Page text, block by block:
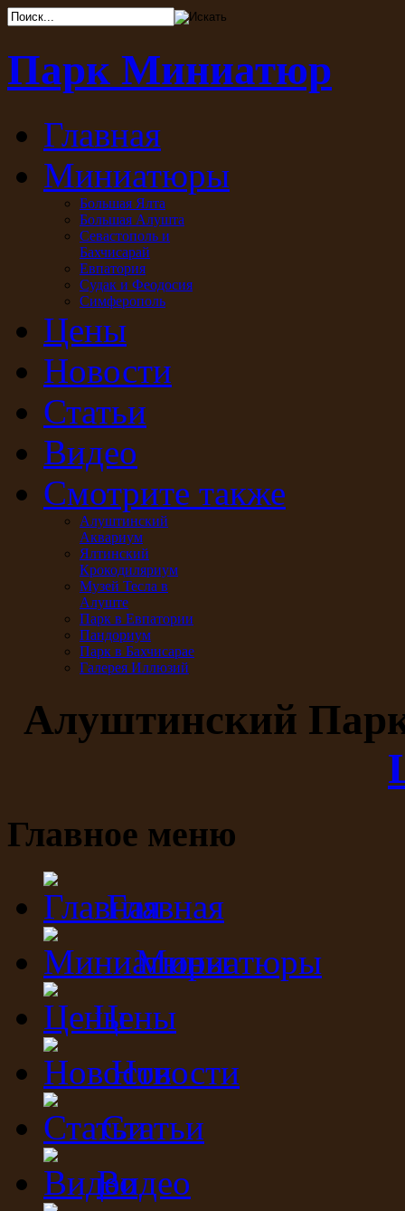
Парк Миниатюр
Главная
Миниатюры
Большая Ялта
Большая Алушта
Севастополь и
Бахчисарай
Евпатория
Судак и Феодосия
Симферополь
Цены
Новости
Статьи
Видео
Смотрите также
Алуштинский
Аквариум
Ялтинский
Крокодиляриум
Музей Тесла в
Алуште
Парк в Евпатории
Пандориум
Парк в Бахчисарае
Галерея Иллюзий
Алуштинский
Главное меню
Главная
Миниатюры
Цены
Новости
Статьи
Видео